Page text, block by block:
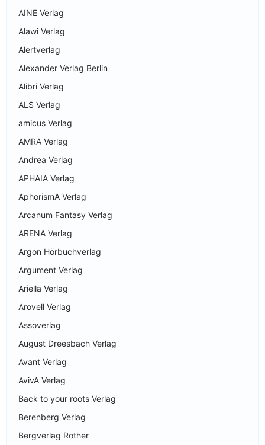
AINE Verlag
Alawi Verlag
Alertverlag
Alexander Verlag Berlin
Alibri Verlag
ALS Verlag
amicus Verlag
AMRA Verlag
Andrea Verlag
APHAIA Verlag
AphorismA Verlag
Arcanum Fantasy Verlag
ARENA Verlag
Argon Hörbuchverlag
Argument Verlag
Ariella Verlag
Arovell Verlag
Assoverlag
August Dreesbach Verlag
Avant Verlag
AvivA Verlag
Back to your roots Verlag
Berenberg Verlag
Bergverlag Rother